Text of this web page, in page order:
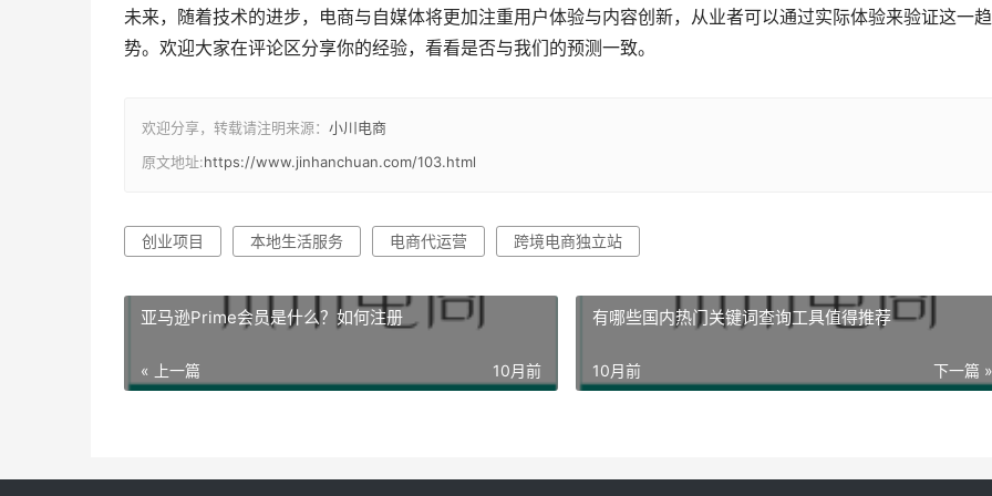
未来，随着技术的进步，电商与自媒体将更加注重用户体验与内容创新，从业者可以通过实际体验来验证这一趋
势。欢迎大家在评论区分享你的经验，看看是否与我们的预测一致。
欢迎分享，转载请注明来源： 小川电商
原文地址:https://www.jinhanchuan.com/103.html
创业项目 本地生活服务 电商代运营 跨境电商独立站
亚马逊Prime会员是什么？如何注册
« 上一篇 10月前
有哪些国内热门关键词查询工具值得推荐
下一篇 »
10月前